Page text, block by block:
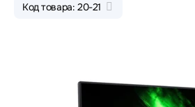
Код товара: 20-21